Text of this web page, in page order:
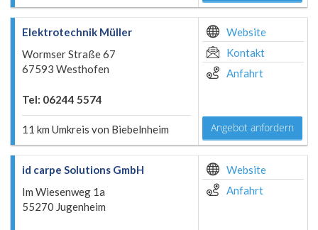
Elektrotechnik Müller
Wormser Straße 67
67593 Westhofen
Tel: 06244 5574
11 km Umkreis von Biebelnheim
Website
Kontakt
Anfahrt
Angebot anfordern
id carpe Solutions GmbH
Im Wiesenweg 1a
55270 Jugenheim
Website
Anfahrt